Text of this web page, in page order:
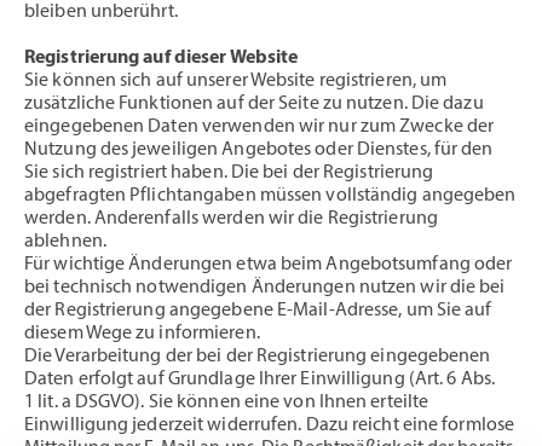
bleiben unberührt.
Registrierung auf dieser Website
Sie können sich auf unserer Website registrieren, um
zusätzliche Funktionen auf der Seite zu nutzen. Die dazu
eingegebenen Daten verwenden wir nur zum Zwecke der
Nutzung des jeweiligen Angebotes oder Dienstes, für den
Sie sich registriert haben. Die bei der Registrierung
abgefragten Pflichtangaben müssen vollständig angegeben
werden. Anderenfalls werden wir die Registrierung
ablehnen.
Für wichtige Änderungen etwa beim Angebotsumfang oder
bei technisch notwendigen Änderungen nutzen wir die bei
der Registrierung angegebene E-Mail-Adresse, um Sie auf
diesem Wege zu informieren.
Die Verarbeitung der bei der Registrierung eingegebenen
Daten erfolgt auf Grundlage Ihrer Einwilligung (Art. 6 Abs.
1 lit. a DSGVO). Sie können eine von Ihnen erteilte
Einwilligung jederzeit widerrufen. Dazu reicht eine formlose